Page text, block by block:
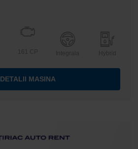
161 CP Hybrid
DETALII MASINA